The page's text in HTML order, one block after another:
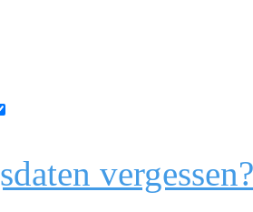
vergessen?